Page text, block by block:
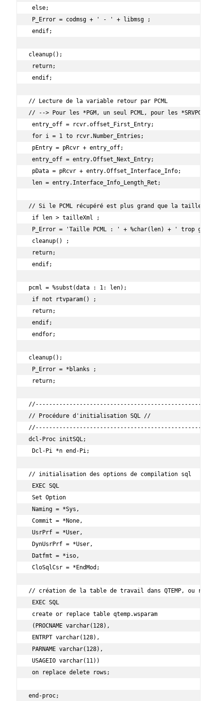
else;
P_Error = codmsg + ' - ' + libmsg ;
endif;
cleanup();
return;
endif;
// Lecture de la variable retour par PCML
// --> Pour les *PGM, un seul PCML, pour les *SRVPGM,
entry_off = rcvr.offset_First_Entry;
for i = 1 to rcvr.Number_Entries;
pEntry = pRcvr + entry_off;
entry_off = entry.Offset_Next_Entry;
pData = pRcvr + entry.Offset_Interface_Info;
len = entry.Interface_Info_Length_Ret;
// Si le PCML récupéré est plus grand que la taille de
if len > tailleXml ;
P_Error = 'Taille PCML : ' + %char(len) + ' trop
cleanup() ;
return;
endif;
pcml = %subst(data : 1: len);
if not rtvparam() ;
return;
endif;
endfor;
cleanup();
P_Error = *blanks ;
return;
// Procédure d'initialisation SQL //
dcl-Proc initSQL;
Dcl-Pi *n end-Pi;
// initialisation des options de compilation sql
EXEC SQL
Set Option
Naming = *Sys,
Commit = *None,
UsrPrf = *User,
DynUsrPrf = *User,
Datfmt = *iso,
CloSqlCsr = *EndMod;
// création de la table de travail dans QTEMP, ou
EXEC SQL
create or replace table qtemp.wsparam
(PROCNAME varchar(128),
ENTRPT varchar(128),
PARNAME varchar(128),
USAGEIO varchar(11))
on replace delete rows;
end-proc;